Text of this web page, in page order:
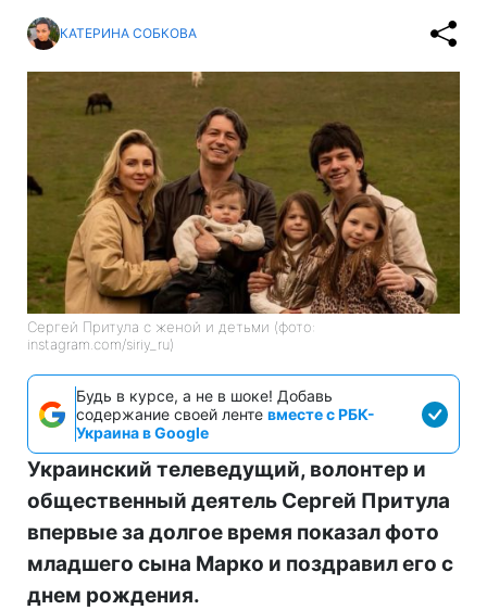
КАТЕРИНА СОБКОВА
Сергей Притула с женой и детьми (фото:
instagram.com/siriy_ru)
Будь в курсе, а не в шоке! Добавь
содержание своей ленте вместе с РБК-
Украина в Google
Украинский телеведущий, волонтер и
общественный деятель Сергей Притула
впервые за долгое время показал фото
младшего сына Марко и поздравил его с
днем рождения.